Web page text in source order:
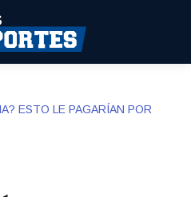
ESTO LE PAGARÍAN POR